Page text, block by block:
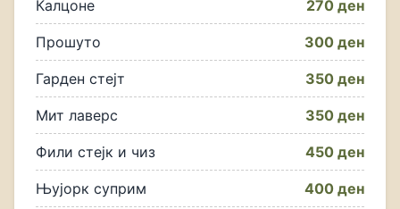
Калцоне 270 ден
Прошуто 300 ден
Гарден стејт 350 ден
Мит лаверс 350 ден
Фили стејк и чиз 450 ден
Њујорк суприм 400 ден